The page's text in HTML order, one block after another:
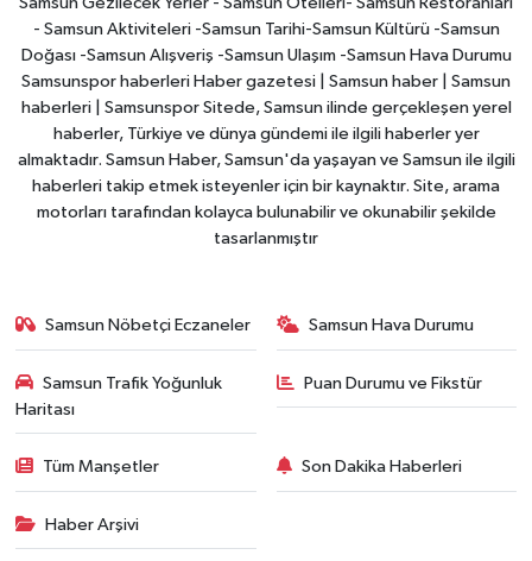
- Samsun Aktiviteleri -Samsun Tarihi-Samsun Kültürü -Samsun
Doğası -Samsun Alışveriş -Samsun Ulaşım -Samsun Hava Durumu
Samsunspor haberleri Haber gazetesi | Samsun haber | Samsun
haberleri | Samsunspor Sitede, Samsun ilinde gerçekleşen yerel
haberler, Türkiye ve dünya gündemi ile ilgili haberler yer
almaktadır. Samsun Haber, Samsun'da yaşayan ve Samsun ile ilgili
haberleri takip etmek isteyenler için bir kaynaktır. Site, arama
motorları tarafından kolayca bulunabilir ve okunabilir şekilde
tasarlanmıştır
Samsun Nöbetçi Eczaneler Samsun Hava Durumu
Samsun Trafik Yoğunluk
Haritası
Puan Durumu ve Fikstür
Tüm Manşetler Son Dakika Haberleri
Haber Arşivi